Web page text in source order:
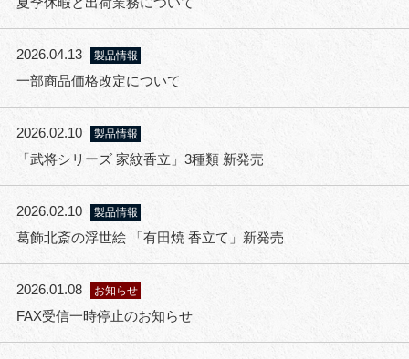
2026.04.13 製品情報
一部商品価格改定について
2026.02.10 製品情報
「武将シリーズ 家紋香立」3種類 新発売
2026.02.10 製品情報
葛飾北斎の浮世絵 「有田焼 香立て」新発売
2026.01.08 お知らせ
FAX受信一時停止のお知らせ